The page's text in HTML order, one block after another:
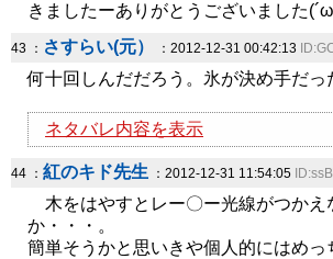
きましたーありがとうございました
43 ： さすらい(元） ：2012-12-31 00:42:13
何十回しんだだろう。氷が決め手だっ
ネタバレ内容を表示
44 ： 紅のキド先生 ：2012-12-31 11:54:05
木をはやすとレー〇ー光線がつかえ
か・・・。
簡単そうかと思いきや個人的にはめっ